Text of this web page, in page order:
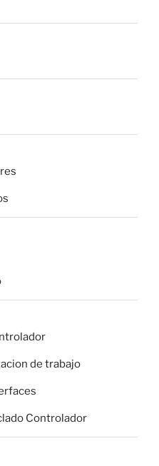
de trabajo
Controlador